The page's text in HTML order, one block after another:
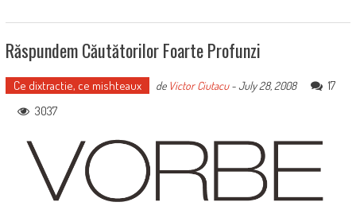
Răspundem Căutătorilor Foarte Profunzi
Ce dixtractie, ce mishteaux de Victor Ciutacu-July 28, 2008
17
3037